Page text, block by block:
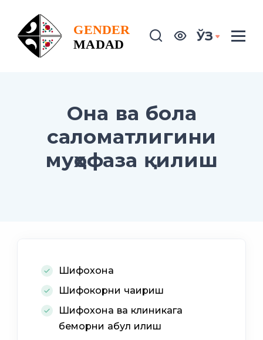
ЎЗ
Она ва бола
саломатлигини
муҳофаза қилиш
Шифохона
Шифокорни чақириш
Шифохона ва клиникага
беморни қабул қилиш